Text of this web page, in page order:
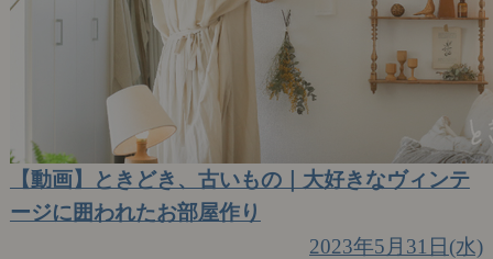
【動画】ときどき、古いもの｜大好きなヴィンテ
ージに囲われたお部屋作り
2023年5月31日(水)